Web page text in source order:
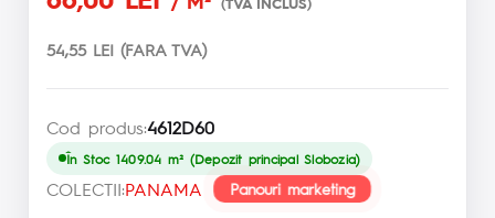
54,55 LEI (FARA TVA)
Cod produs:4612D60
În Stoc 1409.04 m² (Depozit principal Slobozia)
COLECTII:PANAMA Panouri marketing